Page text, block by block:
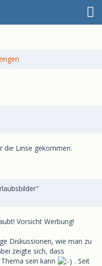
die Linse gekommen.
Vorsicht Werbung!
Diskussionen, wie man zu
zeigte sich, dass
sein kann
. Seit